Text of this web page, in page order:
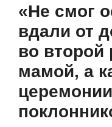
«Не смог
вдали от
во второй
мамой, а